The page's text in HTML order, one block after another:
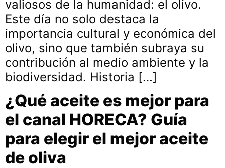
valiosos de la humanidad: el olivo.
Este día no solo destaca la
importancia cultural y económica del
olivo, sino que también subraya su
contribución al medio ambiente y la
biodiversidad. Historia […]
¿Qué aceite es mejor para
el canal HORECA? Guía
para elegir el mejor aceite
de oliva